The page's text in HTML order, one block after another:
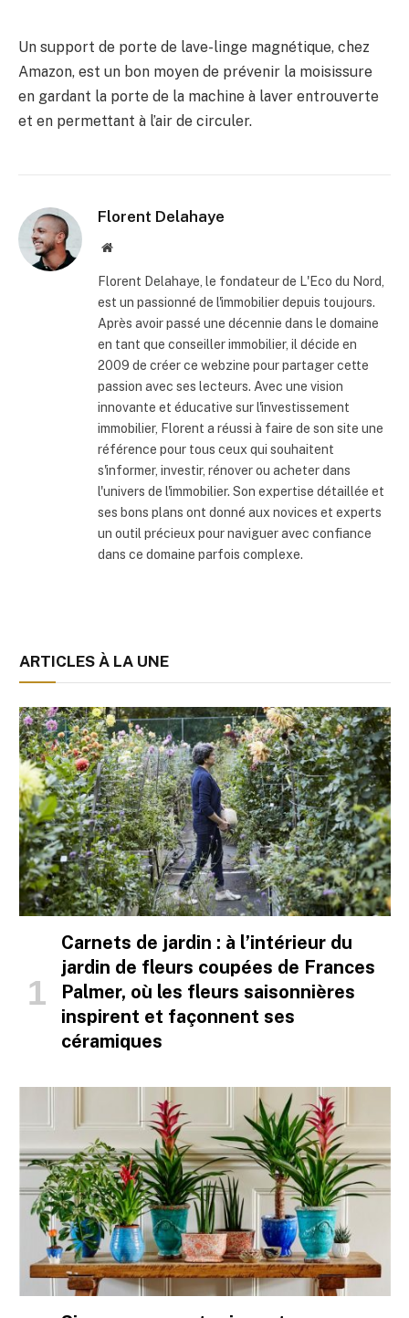
Un support de porte de lave-linge magnétique, chez
Amazon, est un bon moyen de prévenir la moisissure
en gardant la porte de la machine à laver entrouverte
et en permettant à l’air de circuler.
Florent Delahaye
Site
Florent Delahaye, le fondateur de L'Eco du Nord,
est un passionné de l'immobilier depuis toujours.
Après avoir passé une décennie dans le domaine
en tant que conseiller immobilier, il décide en
2009 de créer ce webzine pour partager cette
passion avec ses lecteurs. Avec une vision
innovante et éducative sur l'investissement
immobilier, Florent a réussi à faire de son site une
référence pour tous ceux qui souhaitent
s'informer, investir, rénover ou acheter dans
l'univers de l'immobilier. Son expertise détaillée et
ses bons plans ont donné aux novices et experts
un outil précieux pour naviguer avec confiance
dans ce domaine parfois complexe.
ARTICLES À LA UNE
Carnets de jardin : à l’intérieur du
jardin de fleurs coupées de Frances
Palmer, où les fleurs saisonnières
inspirent et façonnent ses
céramiques